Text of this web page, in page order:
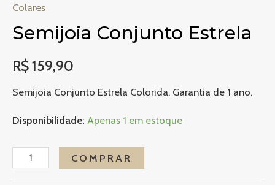
Colares
Semijoia Conjunto Estrela
R$159,90
Semijoia Conjunto Estrela Colorida. Garantia de 1 ano.
Disponibilidade: Apenas 1 em estoque
Semijoia
COMPRAR